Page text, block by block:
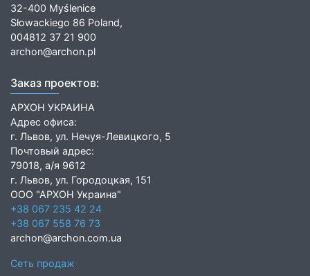
32-400 Myślenice
Słowackiego 86 Poland,
004812 37 21 900
archon@archon.pl
Заказ проектов:
АРХОН УКРАИНА
Адрес офиса:
г. Львов, ул. Нечуя-Левицкого, 5
Почтовый адрес:
79018, а/я 9612
г. Львов, ул. Городоцкая, 151
ООО "АРХОН Украина"
+38 067 235 42 24
+38 067 558 76 73
archon@archon.com.ua
Сеть продаж